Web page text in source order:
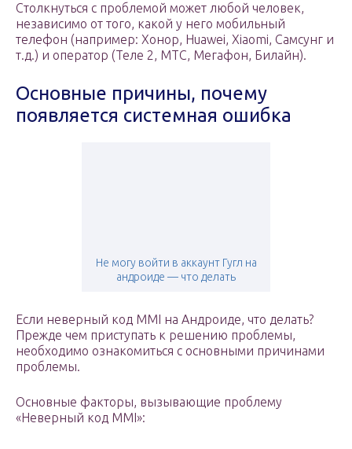
Столкнуться с проблемой может любой человек,
независимо от того, какой у него мобильный
телефон (например: Хонор, Huawei, Xiaomi, Самсунг и
т.д.) и оператор (Теле 2, МТС, Мегафон, Билайн).
Основные причины, почему
появляется системная ошибка
Не могу войти в аккаунт Гугл на
андроиде — что делать
Если неверный код MMI на Андроиде, что делать?
Прежде чем приступать к решению проблемы,
необходимо ознакомиться с основными причинами
проблемы.
Основные факторы, вызывающие проблему
«Неверный код MMI»: